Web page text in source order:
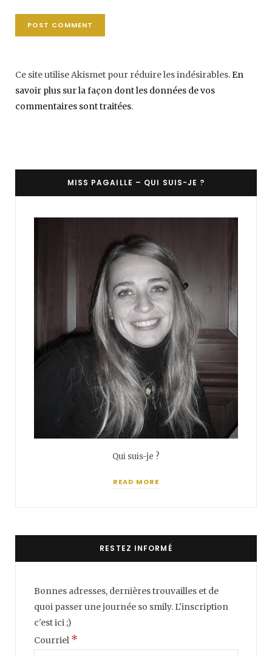
Ce site utilise Akismet pour réduire les indésirables.En
savoir plus sur la façon dont les données de vos
commentaires sont traitées.
MISS PAGAILLE – QUI SUIS-JE ?
Qui suis-je ?
READ MORE
RESTEZ INFORMÉ
Bonnes adresses, dernières trouvailles et de
quoi passer une journée so smily. L'inscription
c'est ici ;)
Courriel *